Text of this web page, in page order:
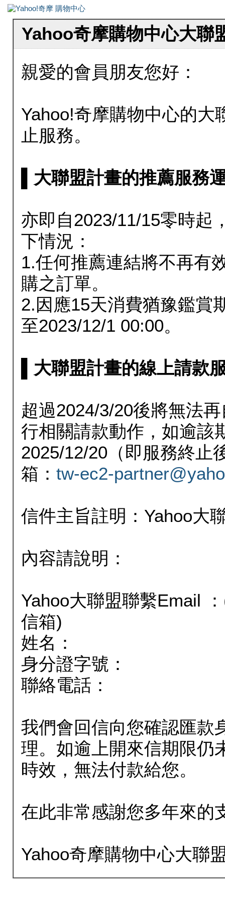
Yahoo奇摩購物中心大聯
親愛的會員朋友您好：
Yahoo!奇摩購物中心的大
止服務。
▌大聯盟計畫的推薦服務
亦即自2023/11/15零時起
下情況：
1.任何推薦連結將不再有
購之訂單。
2.因應15天消費猶豫鑑賞
至2023/12/1 00:00。
▌大聯盟計畫的線上請款
超過2024/3/20後將無法
行相關請款動作，如逾該
2025/12/20（即服務終止
箱： tw-ec2-
信件主旨註明：Yahoo大
內容請說明：
Yahoo大聯盟聯繫Email
信箱)
姓名：
身分證字號：
聯絡電話：
我們會回信向您確認匯款
理。如逾上開來信期限仍
時效，無法付款給您。
在此非常感謝您多年來的
Yahoo奇摩購物中心大